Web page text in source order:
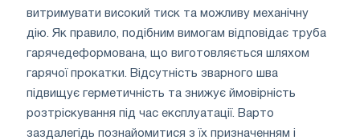
витримувати високий тиск та можливу механічну
дію. Як правило, подібним вимогам відповідає труба
гарячедеформована, що виготовляється шляхом
гарячої прокатки. Відсутність зварного шва
підвищує герметичність та знижує ймовірність
розтріскування під час експлуатації. Варто
заздалегідь познайомитися з їх призначенням і